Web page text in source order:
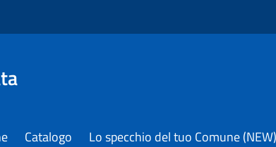
Catalogo Lo specchio del tuo Comune (NEW)